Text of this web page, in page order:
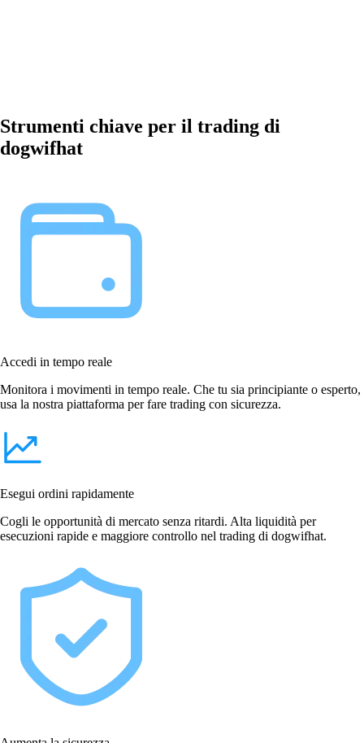
Strumenti chiave per il trading di
dogwifhat
Accedi in tempo reale
Monitora i movimenti in tempo reale. Che tu sia principiante o esperto,
usa la nostra piattaforma per fare trading con sicurezza.
Esegui ordini rapidamente
Cogli le opportunità di mercato senza ritardi. Alta liquidità per
esecuzioni rapide e maggiore controllo nel trading di dogwifhat.